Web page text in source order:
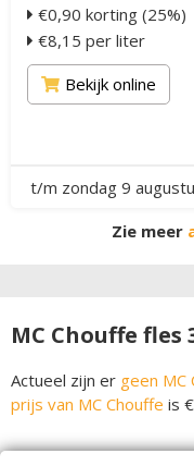
€0,90 korting (25%)
€8,15 per liter
Bekijk online
t/m zondag 9
Zie meer
MC Chouffe fles
Actueel zijn er geen MC
prijs van MC Chouffe is